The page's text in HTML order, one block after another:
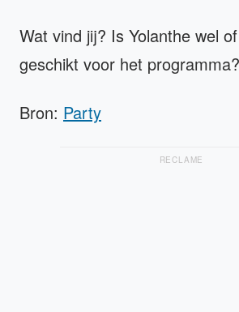
Wat vind jij? Is Yolanthe wel
geschikt voor het programma?
Bron: Party
RECLAME